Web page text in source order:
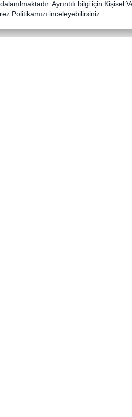
Ayrıntılı bilgi için Kişisel
Politikamızı inceleyebilirsiniz.